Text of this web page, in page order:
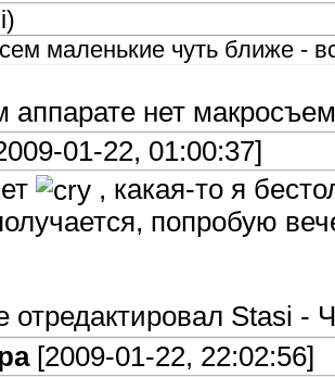
)
маленькие чуть ближе -
нет
01-22, 01:00:37]
, какая-то я
попробую
Stasi -
[2009-01-22, 22:02:56]